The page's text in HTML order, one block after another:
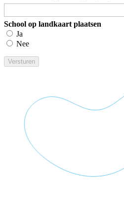
School op landkaart plaatsen
Ja
Nee